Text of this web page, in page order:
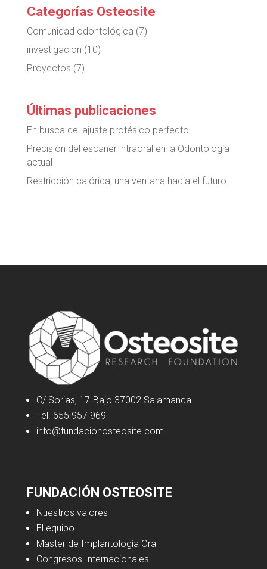
Categorías Osteosite
Comunidad odontológica (7)
investigacion (10)
Proyectos (7)
Últimas publicaciones
En busca del ajuste protésico perfecto
Precisión del escaner intraoral en la Odontología
actual
Restricción calórica, una ventana hacia el futuro
C/ Sorias, 17-Bajo 37002 Salamanca
Tel. 655 957 969
info@fundacionosteosite.com
FUNDACIÓN OSTEOSITE
Nuestros valores
El equipo
Master de Implantología Oral
Congresos Internacionales